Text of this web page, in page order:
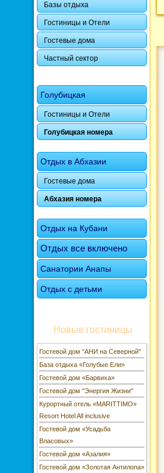
Базы отдыха
Гостиницы и Отели
Гостевые дома
Частный сектор
Голубицкая
Гостиницы и Отели
Голубицкая номера
Отдых в Абхазии
Гостевые дома
Абхазия номера
Отдых на Кубани
Отдых все включено
Санатории Анапы
Отдых с детьми
Новые гостиницы
Гостевой дом "АНИ на Северной"
База отдыха «Голубые Ели»
Гостевой дом «Барвиха»
Гостевой дом "Энергия Жизни"
Курортный отель «MARITTIMO»
Resort Hotel All inclusive
Гостевой дом «Усадьба
Власовых»
Гостевой дом «Азалия»
Гостевой дом «Золотая Антилопа»